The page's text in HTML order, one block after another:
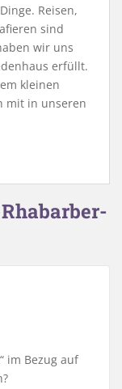
Reisen,
sind
wir uns
erfüllt.
kleinen
mit in unseren
im Bezug auf